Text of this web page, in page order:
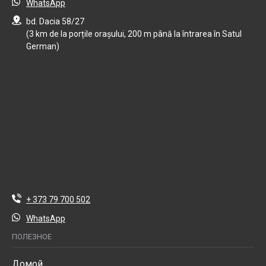
WhatsApp
bd. Dacia 58/27
(3 km de la porțile orașului, 200 m până la întrarea în Satul
German)
+ 373 79 700 502
WhatsApp
ПОЛЕЗНОЕ